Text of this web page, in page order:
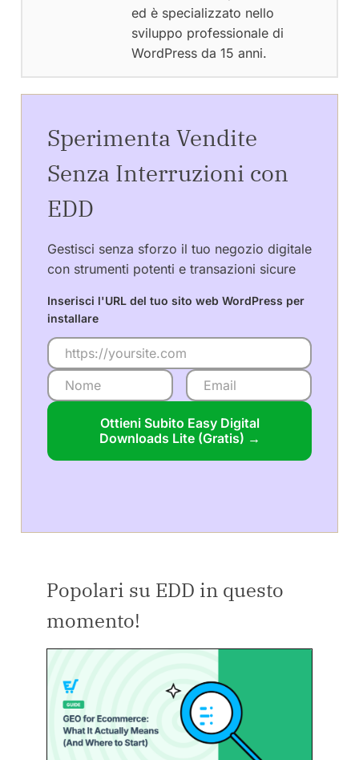
ed è specializzato nello
sviluppo professionale di
WordPress da 15 anni.
Sperimenta Vendite
Senza Interruzioni con
EDD
Gestisci senza sforzo il tuo negozio digitale
con strumenti potenti e transazioni sicure
Inserisci l'URL del tuo sito web WordPress per
installare
Ottieni Subito Easy Digital
Downloads Lite (Gratis) →
Popolari su EDD in questo
momento!